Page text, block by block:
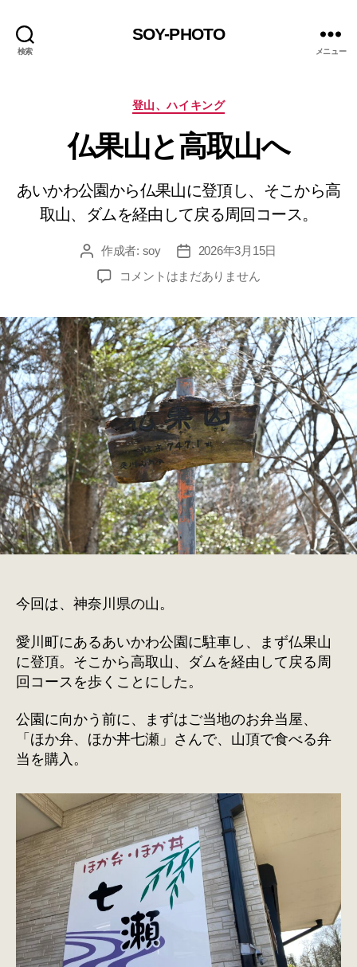
検索
SOY-PHOTO
メニュー
カ
ゴ
リ
登山、ハイキング
仏果山と高取山へ
あいかわ公園から仏果山に登頂し、そこから高
取山、ダムを経由して戻る周回コース。
投
稿
作成者: soy
投
稿
日
2026年3月15日
仏
と
高
取
山
へ
へ
の
コメントはまだありません
今回は、神奈川県の山。
愛川町にあるあいかわ公園に駐車し、まず仏果山
に登頂。そこから高取山、ダムを経由して戻る周
回コースを歩くことにした。
公園に向かう前に、まずはご当地のお弁当屋、
「ほか弁、ほか丼七瀬」さんで、山頂で食べる弁
当を購入。